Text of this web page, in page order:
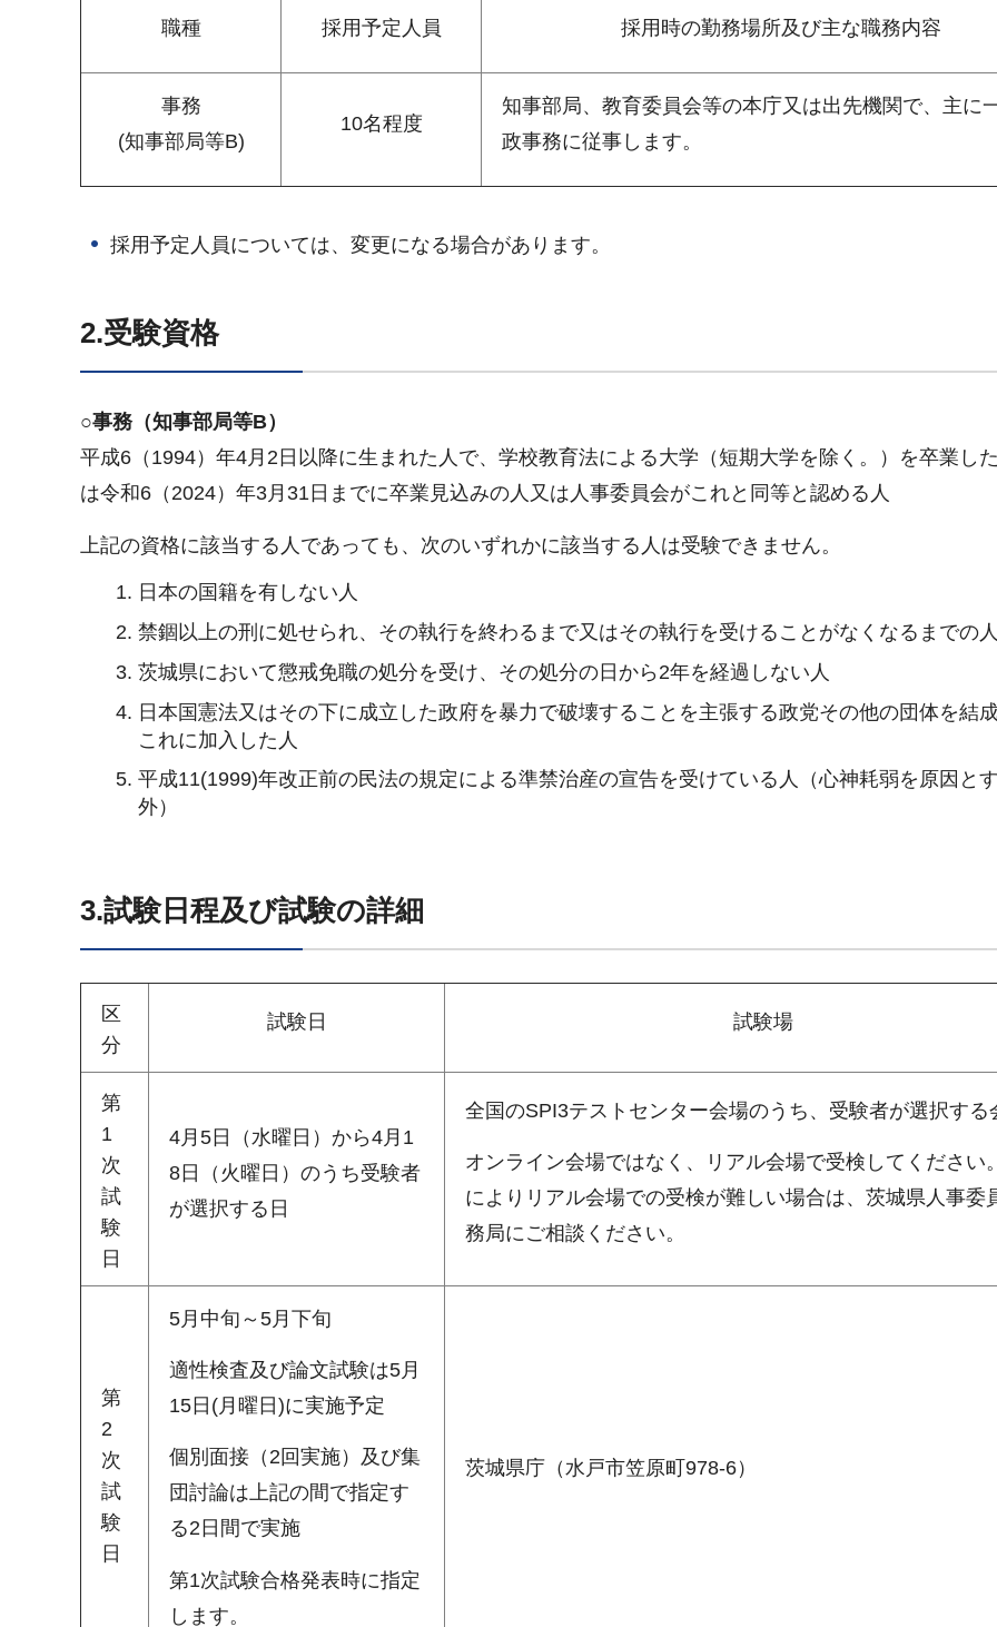
職種 採用予定人員 採用時の勤務場所及び主な職務内容
事務
(知事部局等B)
10名程度
知事部局、教育委員会等の本庁又は出先機関で、主に
政事務に従事します。
採用予定人員については、変更になる場合があります。
2.受験資格
○事務（知事部局等B）
平成6（1994）年4月2日以降に生まれた人で、学校教育法による大学（短期大学を除く。）を卒業し
は令和6（2024）年3月31日までに卒業見込みの人又は人事委員会がこれと同等と認める人
上記の資格に該当する人であっても、次のいずれかに該当する人は受験できません。
日本の国籍を有しない人
禁錮以上の刑に処せられ、その執行を終わるまで又はその執行を受けることがなくなるまでの
茨城県において懲戒免職の処分を受け、その処分の日から2年を経過しない人
日本国憲法又はその下に成立した政府を暴力で破壊することを主張する政党その他の団体を結
これに加入した人
平成11(1999)年改正前の民法の規定による準禁治産の宣告を受けている人（心神耗弱を原因と
外）
3.試験日程及び試験の詳細
区
分
試験日 試験場
第
1
次
試
験
日
4月5日（水曜日）から4月1
8日（火曜日）のうち受験者
が選択する日
全国のSPI3テストセンター会場のうち、受験者が選択する
オンライン会場ではなく、リアル会場で受検してください
によりリアル会場での受検が難しい場合は、茨城県人事委
務局にご相談ください。
第
2
次
試
験
日
5月中旬～5月下旬
適性検査及び論文試験は5月
15日(月曜日)に実施予定
個別面接（2回実施）及び集
団討論は上記の間で指定す
る2日間で実施
第1次試験合格発表時に指定
します。
茨城県庁（水戸市笠原町978-6）